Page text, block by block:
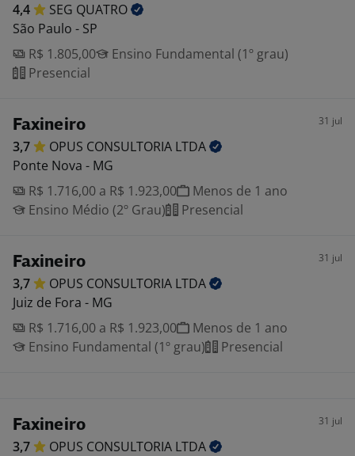
4,4 SEG QUATRO
São Paulo - SP
R$ 1.805,00
Ensino Fundamental (1º grau)
Presencial
Faxineiro 31 jul
3,7 OPUS CONSULTORIA LTDA
Ponte Nova - MG
R$ 1.716,00 a R$ 1.923,00
Menos de 1 ano
Ensino Médio (2º Grau)
Presencial
Faxineiro 31 jul
3,7 OPUS CONSULTORIA LTDA
Juiz de Fora - MG
R$ 1.716,00 a R$ 1.923,00
Menos de 1 ano
Ensino Fundamental (1º grau)
Presencial
Faxineiro 31 jul
3,7 OPUS CONSULTORIA LTDA